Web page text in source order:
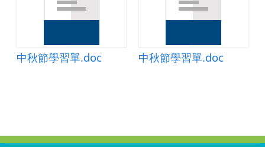
中秋節學習單.doc 中秋節學習單.doc